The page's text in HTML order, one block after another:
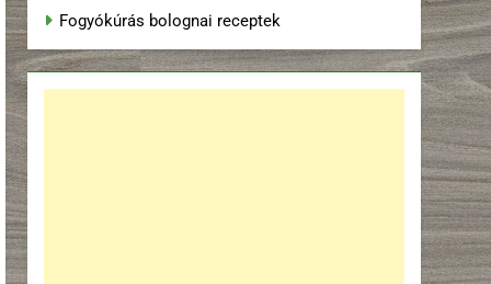
Fogyókúrás bolognai receptek